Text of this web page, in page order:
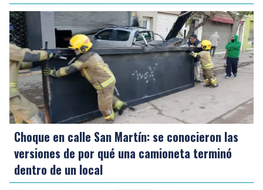
Choque en calle San Martín: se conocieron las
versiones de por qué una camioneta terminó
dentro de un local